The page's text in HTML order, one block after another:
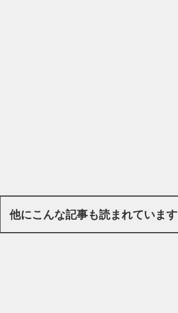
他にこんな記事も読まれています